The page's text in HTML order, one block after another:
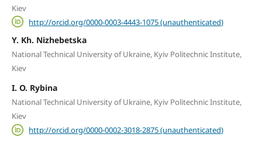
Kiev
http://orcid.org/0000-0003-4443-1075 (unauthenticated)
Y. Kh. Nizhebetska
National Technical University of Ukraine, Kyiv Politechnic Institute,
Kiev
I. O. Rybina
National Technical University of Ukraine, Kyiv Politechnic Institute,
Kiev
http://orcid.org/0000-0002-3018-2875 (unauthenticated)